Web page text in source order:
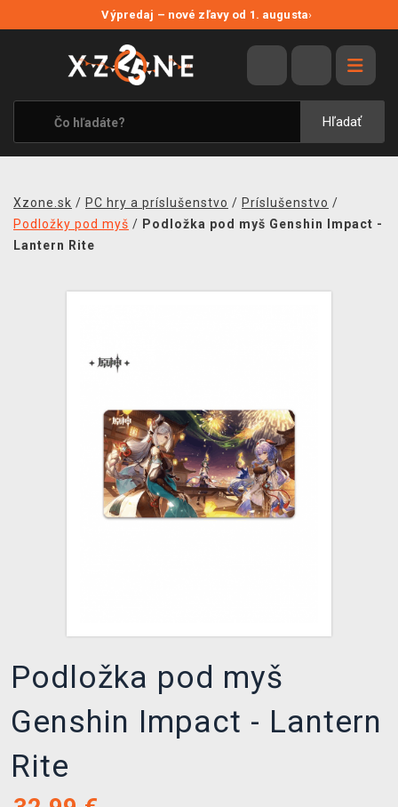
Výpredaj – nové zľavy od 1. augusta›
Hľadať
VÝPREDAJ
VIDEOHRY
XZONE ORIGINALS
TEMATIKY
MERCHANDISE
XZONE KLUB
Xzone.sk / PC hry a príslušenstvo / Príslušenstvo /
Podložky pod myš / Podložka pod myš Genshin Impact -
Lantern Rite
Podložka pod myš
Genshin Impact - Lantern
Rite